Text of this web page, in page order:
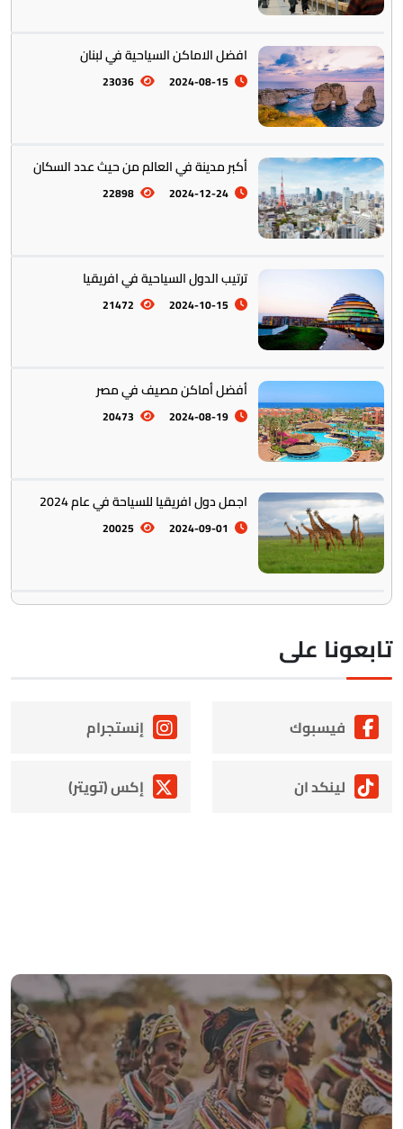
افضل الاماكن السياحية في لبنان
2024-08-15
23036
أكبر مدينة في العالم من حيث عدد السكان
2024-12-24
22898
ترتيب الدول السياحية في افريقيا
2024-10-15
21472
أفضل أماكن مصيف في مصر
2024-08-19
20473
اجمل دول افريقيا للسياحة في عام 2024
2024-09-01
20025
على
فيسبوك إنستجرام
لينكد ان إكس (تويتر)